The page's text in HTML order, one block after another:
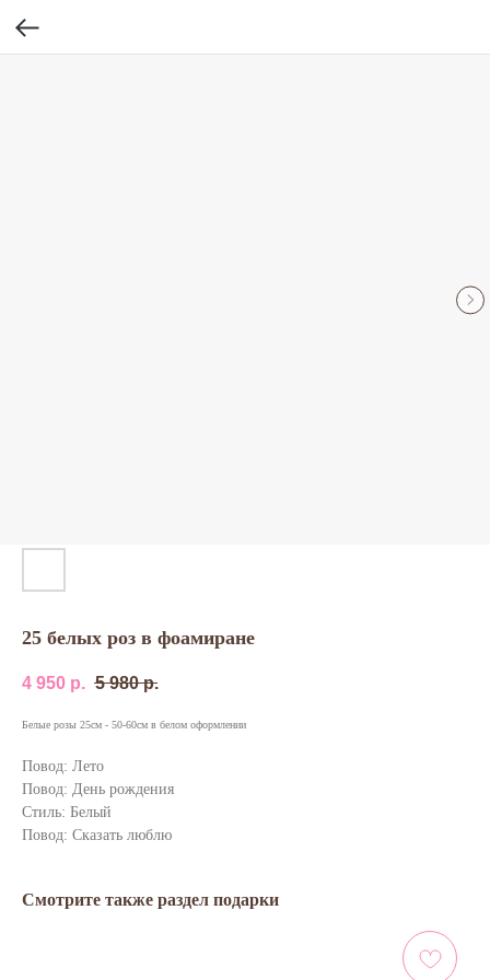
25 белых роз в фоамиране
4 950 р. 5 980 р.
Белые розы 25см - 50-60см в белом оформлении
Повод: Лето
Повод: День рождения
Стиль: Белый
Повод: Сказать люблю
Смотрите также раздел подарки